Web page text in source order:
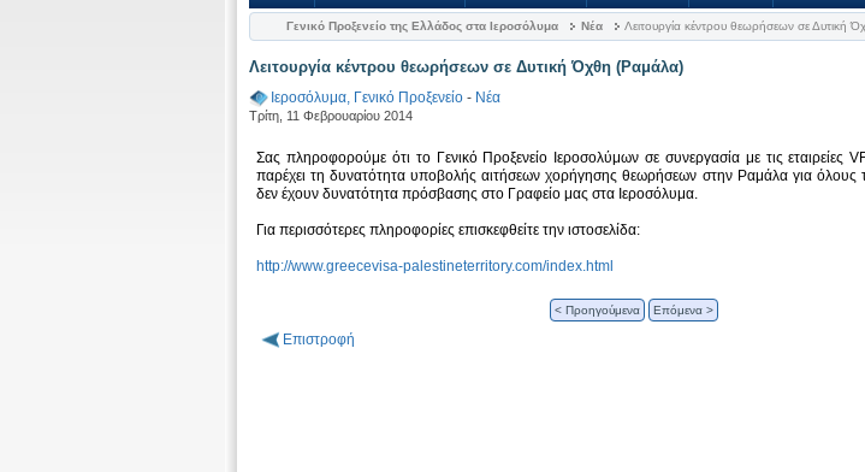
Γενικό Προξενείο της Ελλάδος στα Ιεροσόλυμα Νέα Λειτουργία κέντρου θεωρήσεων σε Δυτική
Λειτουργία κέντρου θεωρήσεων σε Δυτική Όχθη (Ραμάλα)
Ιεροσόλυμα, Γενικό Προξενείο - Νέα
Τρίτη, 11 Φεβρουαρίου 2014
Σας πληροφορούμε ότι το Γενικό Προξενείο Ιεροσολύμων σε συνεργασία με τις εταιρείες
παρέχει τη δυνατότητα υποβολής αιτήσεων χορήγησης θεωρήσεων στην Ραμάλα για όλους
δεν έχουν δυνατότητα πρόσβασης στο Γραφείο μας στα Ιεροσόλυμα.
Για περισσότερες πληροφορίες επισκεφθείτε την ιστοσελίδα:
http://www.greecevisa-palestineterritory.com/index.html
< Προηγούμενα Επόμενα >
Επιστροφή